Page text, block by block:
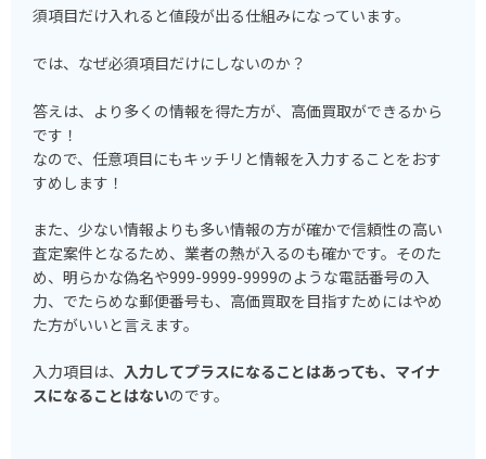
須項目だけ入れると値段が出る仕組みになっています。
では、なぜ必須項目だけにしないのか？
答えは、より多くの情報を得た方が、高価買取ができるから
です！
なので、任意項目にもキッチリと情報を入力することをおす
すめします！
また、少ない情報よりも多い情報の方が確かで信頼性の高い
査定案件となるため、業者の熱が入るのも確かです。そのた
め、明らかな偽名や999-9999-9999のような電話番号の入
力、でたらめな郵便番号も、高価買取を目指すためにはやめ
た方がいいと言えます。
入力項目は、 入力してプラスになることはあっても、マイナ
スになることはないのです。